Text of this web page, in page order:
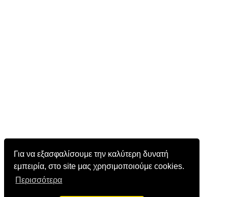
Για να εξασφαλίσουμε την καλύτερη δυνατή
εμπειρία, στο site μας χρησιμοποιούμε cookies.
Περισσότερα